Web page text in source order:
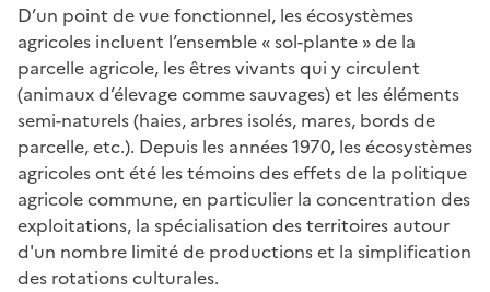
D’un point de vue fonctionnel, les écosystèmes
agricoles incluent l’ensemble « sol-plante » de la
parcelle agricole, les êtres vivants qui y circulent
(animaux d’élevage comme sauvages) et les éléments
semi-naturels (haies, arbres isolés, mares, bords de
parcelle, etc.). Depuis les années 1970, les écosystèmes
agricoles ont été les témoins des effets de la politique
agricole commune, en particulier la concentration des
exploitations, la spécialisation des territoires autour
d'un nombre limité de productions et la simplification
des rotations culturales.